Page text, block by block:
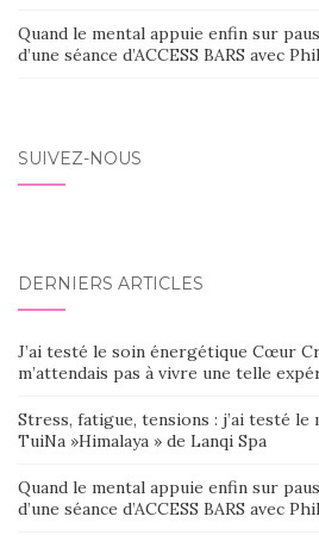
Quand le mental appuie enfin sur
d’une séance d’ACCESS BARS avec
SUIVEZ-NOUS
DERNIERS ARTICLES
J’ai testé le soin énergétique Cœur
m’attendais pas à vivre une telle
Stress, fatigue, tensions : j’ai testé le
TuiNa »Himalaya » de Lanqi Spa
Quand le mental appuie enfin sur
d’une séance d’ACCESS BARS avec